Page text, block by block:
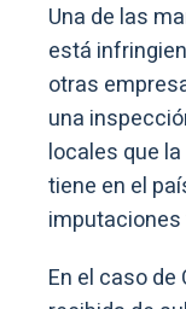
Una de las
está
otras
una
locales que
tiene en el
En el caso